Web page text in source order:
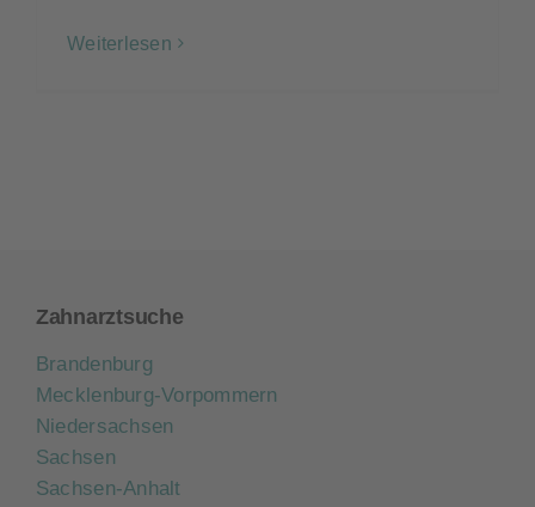
Weiterlesen
Zahnarztsuche
Brandenburg
Mecklenburg-Vorpommern
Niedersachsen
Sachsen
Sachsen-Anhalt